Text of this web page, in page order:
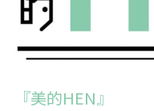
『美的HEN』